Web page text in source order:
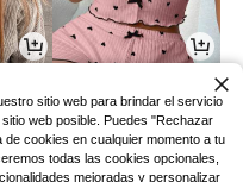
sitio web para brindar el servicio
web posible. Puedes "Rechazar
cookies en cualquier momento a tu
todas las cookies opcionales,
mejoradas y personalizar